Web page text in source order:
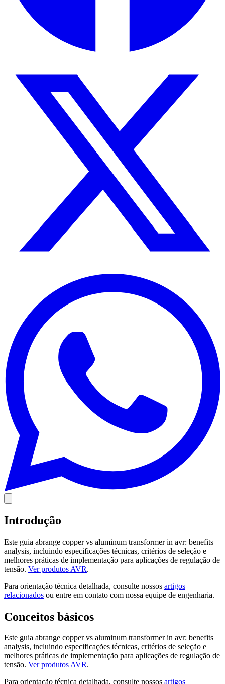
Introdução
Este guia abrange copper vs aluminum transformer in avr: benefits
analysis, incluindo especificações técnicas, critérios de seleção e
melhores práticas de implementação para aplicações de regulação de
tensão. Ver produtos AVR.
Para orientação técnica detalhada, consulte nossos artigos
relacionados ou entre em contato com nossa equipe de engenharia.
Conceitos básicos
Este guia abrange copper vs aluminum transformer in avr: benefits
analysis, incluindo especificações técnicas, critérios de seleção e
melhores práticas de implementação para aplicações de regulação de
tensão. Ver produtos AVR.
Para orientação técnica detalhada, consulte nossos artigos